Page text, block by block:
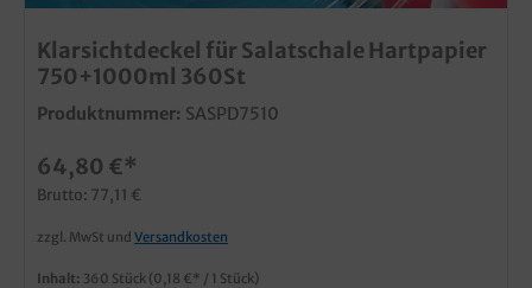
Klarsichtdeckel für Salatschale Hartpapier
750+1000ml 360St
Produktnummer: SASPD7510
64,80 €*
Brutto: 77,11 €
zzgl. MwSt und Versandkosten
Inhalt: 360 Stück (0,18 €* / 1 Stück)